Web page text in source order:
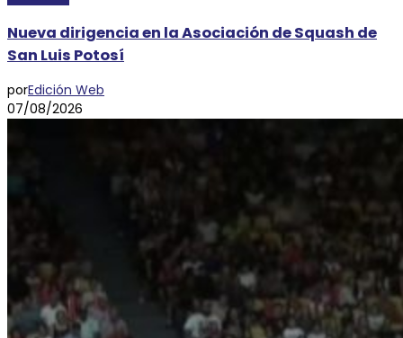
Nueva dirigencia en la Asociación de Squash de
San Luis Potosí
porEdición Web
07/08/2026